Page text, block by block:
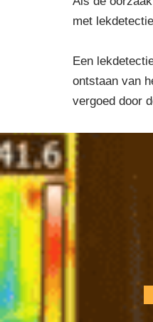
met
Een
ontstaan van
vergoed door